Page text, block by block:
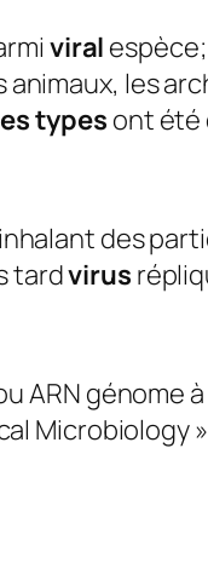
viral
les
typesont été
des
tardvirus
ARN génome à
Microbiology